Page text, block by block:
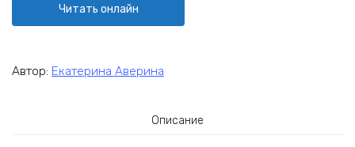
Читать онлайн
Автор: Екатерина Аверина
Описание